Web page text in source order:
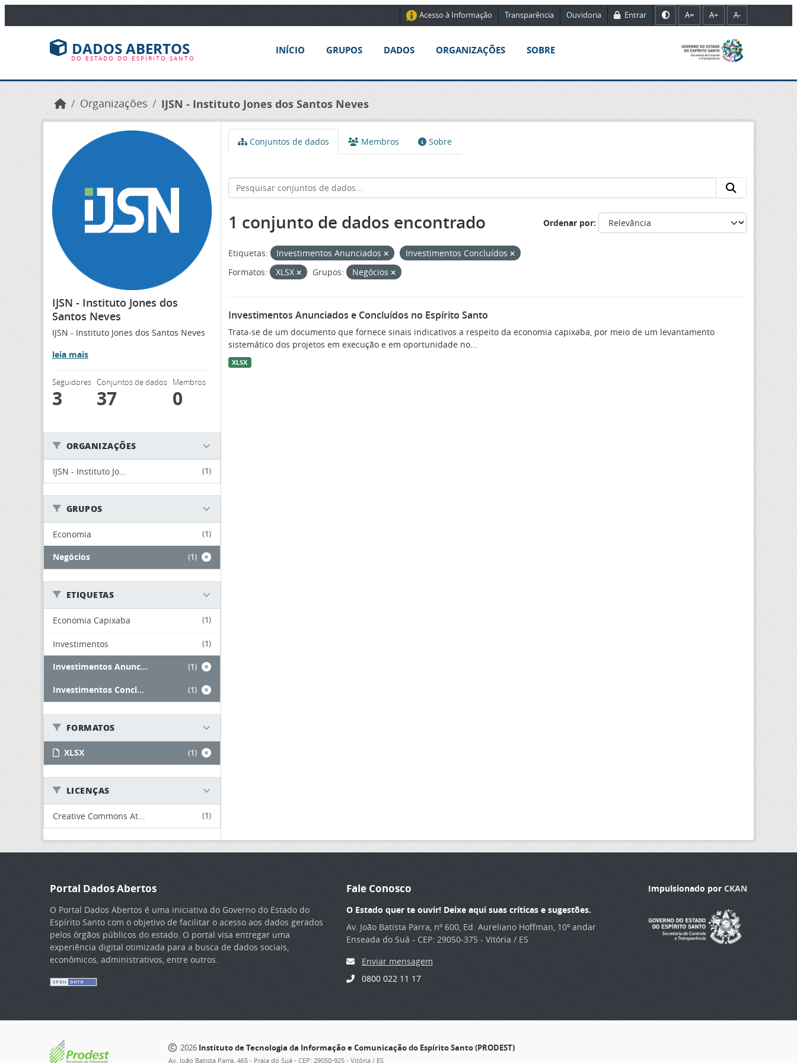
Ir para o conteúdo principal
Acesso à Informação Transparência Ouvidoria Entrar A= A+ A-
DADOS ABERTOS
DO ESTADO DO ESPÍRITO SANTO
INÍCIO GRUPOS DADOS ORGANIZAÇÕES SOBRE
Organizações IJSN - Instituto Jones dos Santos Neves
IJSN - Instituto Jones dos
Santos Neves
IJSN - Instituto Jones dos Santos Neves
leia mais
Seguidores
3
Conjuntos de dados
37
Membros
0
ORGANIZAÇÕES
IJSN - Instituto Jo... (1)
GRUPOS
Economia (1)
Negócios (1)
ETIQUETAS
Economia Capixaba (1)
Investimentos (1)
Investimentos Anunc... (1)
Investimentos Concl... (1)
FORMATOS
XLSX (1)
LICENÇAS
Creative Commons At... (1)
Conjuntos de dados Membros Sobre
Ordenar por
1 conjunto de dados encontrado
Etiquetas: Investimentos Anunciados
Investimentos Concluídos
Formatos:
XLSX Grupos: Negócios
Investimentos Anunciados e Concluídos no Espírito Santo
Trata-se de um documento que fornece sinais indicativos a respeito da economia capixaba, por meio de um levantamento
sistemático dos projetos em execução e em oportunidade no...
XLSX
Portal Dados Abertos
O Portal Dados Abertos é uma iniciativa do Governo do Estado do
Espírito Santo com o objetivo de facilitar o acesso aos dados gerados
pelos órgãos públicos do estado. O portal visa entregar uma
experiência digital otimizada para a busca de dados sociais,
econômicos, administrativos, entre outros.
Fale Conosco
O Estado quer te ouvir! Deixe aqui suas críticas e sugestões.
Av. João Batista Parra, nº 600, Ed. Aureliano Hoffman, 10º andar
Enseada do Suá - CEP: 29050-375 - Vitória / ES
Enviar mensagem
0800 022 11 17
Impulsionado por CKAN
2026 Instituto de Tecnologia da Informação e Comunicação do Espírito Santo (PRODEST)
Av. João Batista Parra, 465 - Praia do Suá - CEP: 29050-925 - Vitória / ES